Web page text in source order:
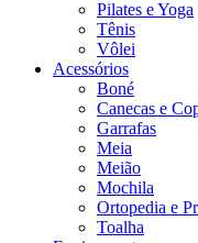
Pilates e Yoga
Tênis
Vôlei
Acessórios
Boné
Canecas e
Garrafas
Meia
Meião
Mochila
Ortopedia e
Toalha